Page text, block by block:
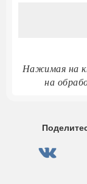
Нажимая на
на